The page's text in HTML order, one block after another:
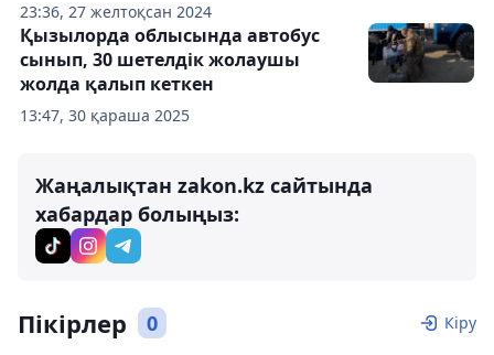
23:36, 27 желтоқсан 2024
13:47, 30 қараша 2025
Қызылорда облысында автобус
сынып, 30 шетелдік жолаушы
жолда қалып кеткен
Жаңалықтан zakon.kz сайтында
хабардар болыңыз:
Пікірлер 0 Кіру